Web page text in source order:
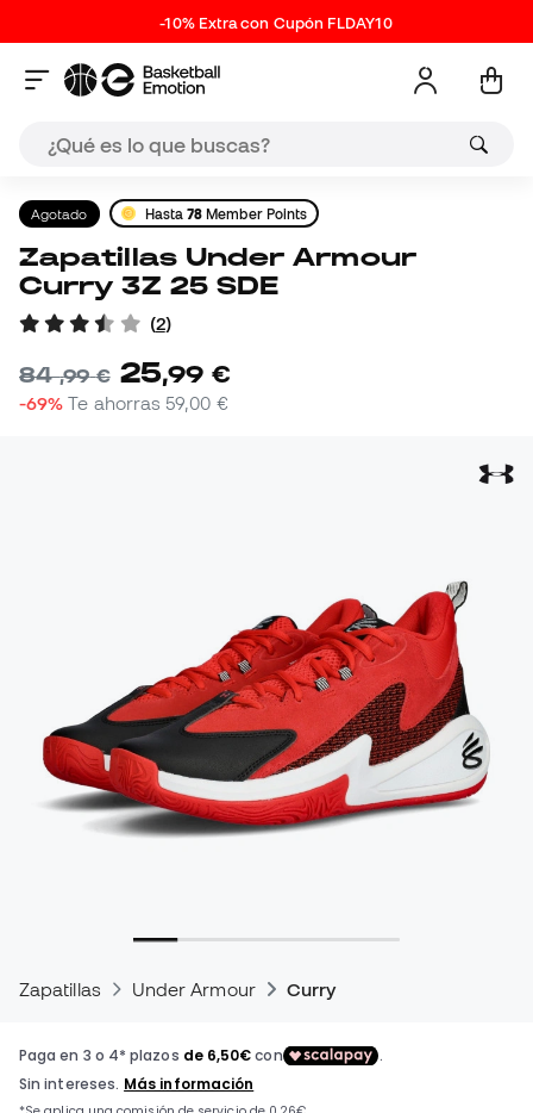
-10% Extra con Cupón FLDAY10
Agotado Hasta78 Member Points
Zapatillas Under Armour
Curry 3Z 25 SDE
(2)
84,99 € 25,99 €
-69% Te ahorras59,00 €
Zapatillas Under Armour Curry